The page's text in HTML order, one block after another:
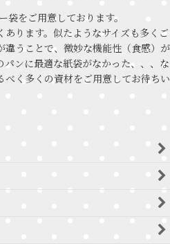
袋をご用意しております。
ります。似たようなサイズも多くご
違うことで、微妙な機能性（食感）が
ンに最適な紙袋がなかった、、、な
べく多くの資材をご用意してお待ちい